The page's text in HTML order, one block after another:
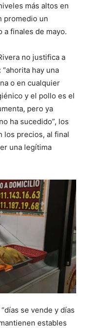
más altos en
promedio un
a finales de mayo.
no justifica a
hay una
o en cualquier
y el pollo es el
pero ya
ha sucedido”, los
los precios, al final
una legítima
se vende y días
estables